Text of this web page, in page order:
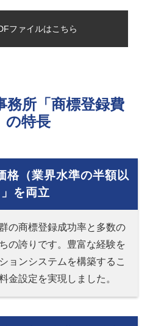
ファイルはこちら
務所「商標登録費
の特長
格（業界水準の半額以
を両立
の商標登録成功率と多数の
の誇りです。豊富な経験を
ョンシステムを構築するこ
金設定を実現しました。